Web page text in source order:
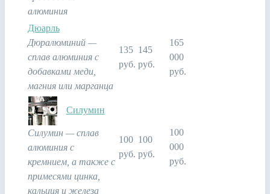
алюминия
Дюарль
Дюралюминий —
сплав алюминия с
добавками меди,
магния или марганца
135
руб.
145
руб.
165
000
руб.
Силумин
Силумин — сплав
алюминия с
кремнием, а также с
примесями цинка,
кальция и железа
100
руб.
100
руб.
100
000
руб.